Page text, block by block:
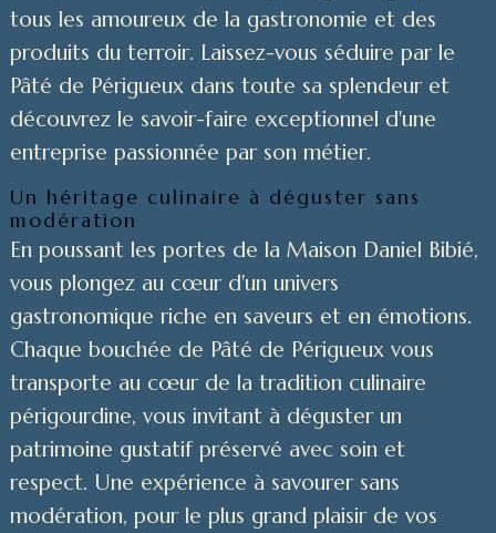
tous les amoureux de la gastronomie et des
produits du terroir. Laissez-vous séduire par le
Pâté de Périgueux dans toute sa splendeur et
découvrez le savoir-faire exceptionnel d'une
entreprise passionnée par son métier.
Un héritage culinaire à déguster sans
modération
En poussant les portes de la Maison Daniel Bibié,
vous plongez au cœur d'un univers
gastronomique riche en saveurs et en émotions.
Chaque bouchée de Pâté de Périgueux vous
transporte au cœur de la tradition culinaire
périgourdine, vous invitant à déguster un
patrimoine gustatif préservé avec soin et
respect. Une expérience à savourer sans
modération, pour le plus grand plaisir de vos